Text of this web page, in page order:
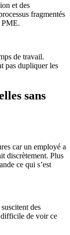
et des
fragmentés
PME.
de travail.
pas dupliquer les
sans
car un employé a
discrètement. Plus
ce qui s’est
des
de voir ce